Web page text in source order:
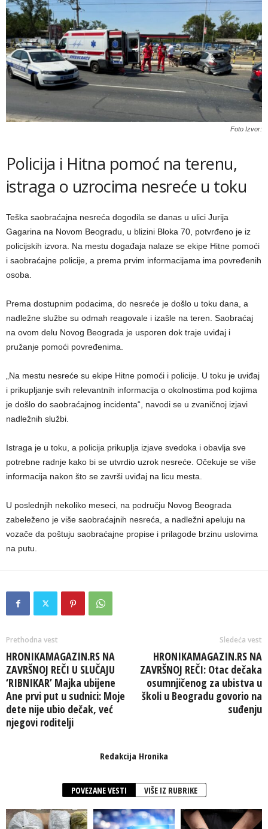
Foto Izvor:
Policija i Hitna pomoć na terenu,
istraga o uzrocima nesreće u toku
Teška saobraćajna nesreća dogodila se danas u ulici Jurija
Gagarina na Novom Beogradu, u blizini Bloka 70, potvrđeno je iz
policijskih izvora. Na mestu događaja nalaze se ekipe Hitne pomoći
i saobraćajne policije, a prema prvim informacijama ima povređenih
osoba.
Prema dostupnim podacima, do nesreće je došlo u toku dana, a
nadležne službe su odmah reagovale i izašle na teren. Saobraćaj
na ovom delu Novog Beograda je usporen dok traje uviđaj i
pružanje pomoći povređenima.
„Na mestu nesreće su ekipe Hitne pomoći i policije. U toku je uviđaj
i prikupljanje svih relevantnih informacija o okolnostima pod kojima
je došlo do saobraćajnog incidenta“, navodi se u zvaničnoj izjavi
nadležnih službi.
Istraga je u toku, a policija prikuplja izjave svedoka i obavlja sve
potrebne radnje kako bi se utvrdio uzrok nesreće. Očekuje se više
informacija nakon što se završi uviđaj na licu mesta.
U poslednjih nekoliko meseci, na području Novog Beograda
zabeleženo je više saobraćajnih nesreća, a nadležni apeluju na
vozače da poštuju saobraćajne propise i prilagode brzinu uslovima
na putu.
Prethodna vest
HRONIKAMAGAZIN.RS NA
ZAVRŠNOJ REČI U SLUČAJU
‘RIBNIKAR’ Majka ubijene
Ane prvi put u sudnici: Moje
dete nije ubio dečak, već
njegovi roditelji
Sledeća vest
HRONIKAMAGAZIN.RS NA
ZAVRŠNOJ REČI: Otac dečaka
osumnjičenog za ubistva u
školi u Beogradu govorio na
suđenju
Redakcija Hronika
POVEZANE VESTI VIŠE IZ RUBRIKE